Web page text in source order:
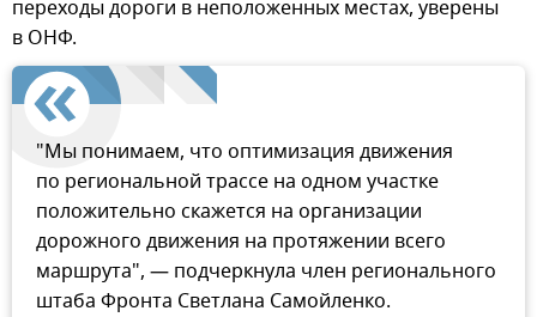
переходы дороги в неположенных местах, уверены
в ОНФ.
"Мы понимаем, что оптимизация движения
по региональной трассе на одном участке
положительно скажется на организации
дорожного движения на протяжении всего
маршрута", — подчеркнула член регионального
штаба Фронта Светлана Самойленко.